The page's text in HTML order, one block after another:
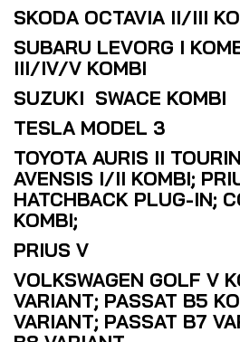
SKODA OCTAVIA II/III
SUBARU LEVORG I
III/IV/V KOMBI
SUZUKI SWACE KOMBI
TESLA MODEL 3
TOYOTA AURIS II
AVENSIS I/II KOMBI;
HATCHBACK PLUG-IN;
KOMBI;
PRIUS V
VOLKSWAGEN GOLF V
VARIANT; PASSAT B5
VARIANT; PASSAT B7